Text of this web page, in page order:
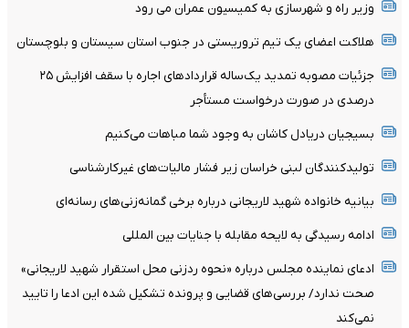
وزیر راه و شهرسازی به کمیسیون عمران می رود
هلاکت اعضای یک تیم تروریستی در جنوب استان سیستان و بلوچستان
جزئیات مصوبه تمدید یک‌ساله قرارداد‌های اجاره با سقف افزایش ۲۵
درصدی در صورت درخواست مستأجر
بسیجیان‌ دریادل‌ کاشان به‌ وجود شما مباهات می‌کنیم
تولیدکنندگان لبنی خراسان زیر فشار مالیات‌های غیرکارشناسی
بیانیه خانواده شهید لاریجانی درباره برخی گمانه‌زنی‌های رسانه‌ای
ادامه رسیدگی به لایحه مقابله با جنایات بین المللی
ادعای نماینده مجلس درباره «نحوه ردزنی محل استقرار شهید لاریجانی»
صحت ندارد/ بررسی‌های قضایی و پرونده تشکیل شده این ادعا را تایید
نمی‌کند